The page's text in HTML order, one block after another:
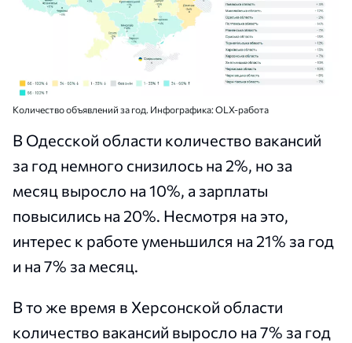
Количество объявлений за год. Инфографика: OLX-работа
В Одесской области количество вакансий
за год немного снизилось на 2%, но за
месяц выросло на 10%, а зарплаты
повысились на 20%. Несмотря на это,
интерес к работе уменьшился на 21% за год
и на 7% за месяц.
В то же время в Херсонской области
количество вакансий выросло на 7% за год